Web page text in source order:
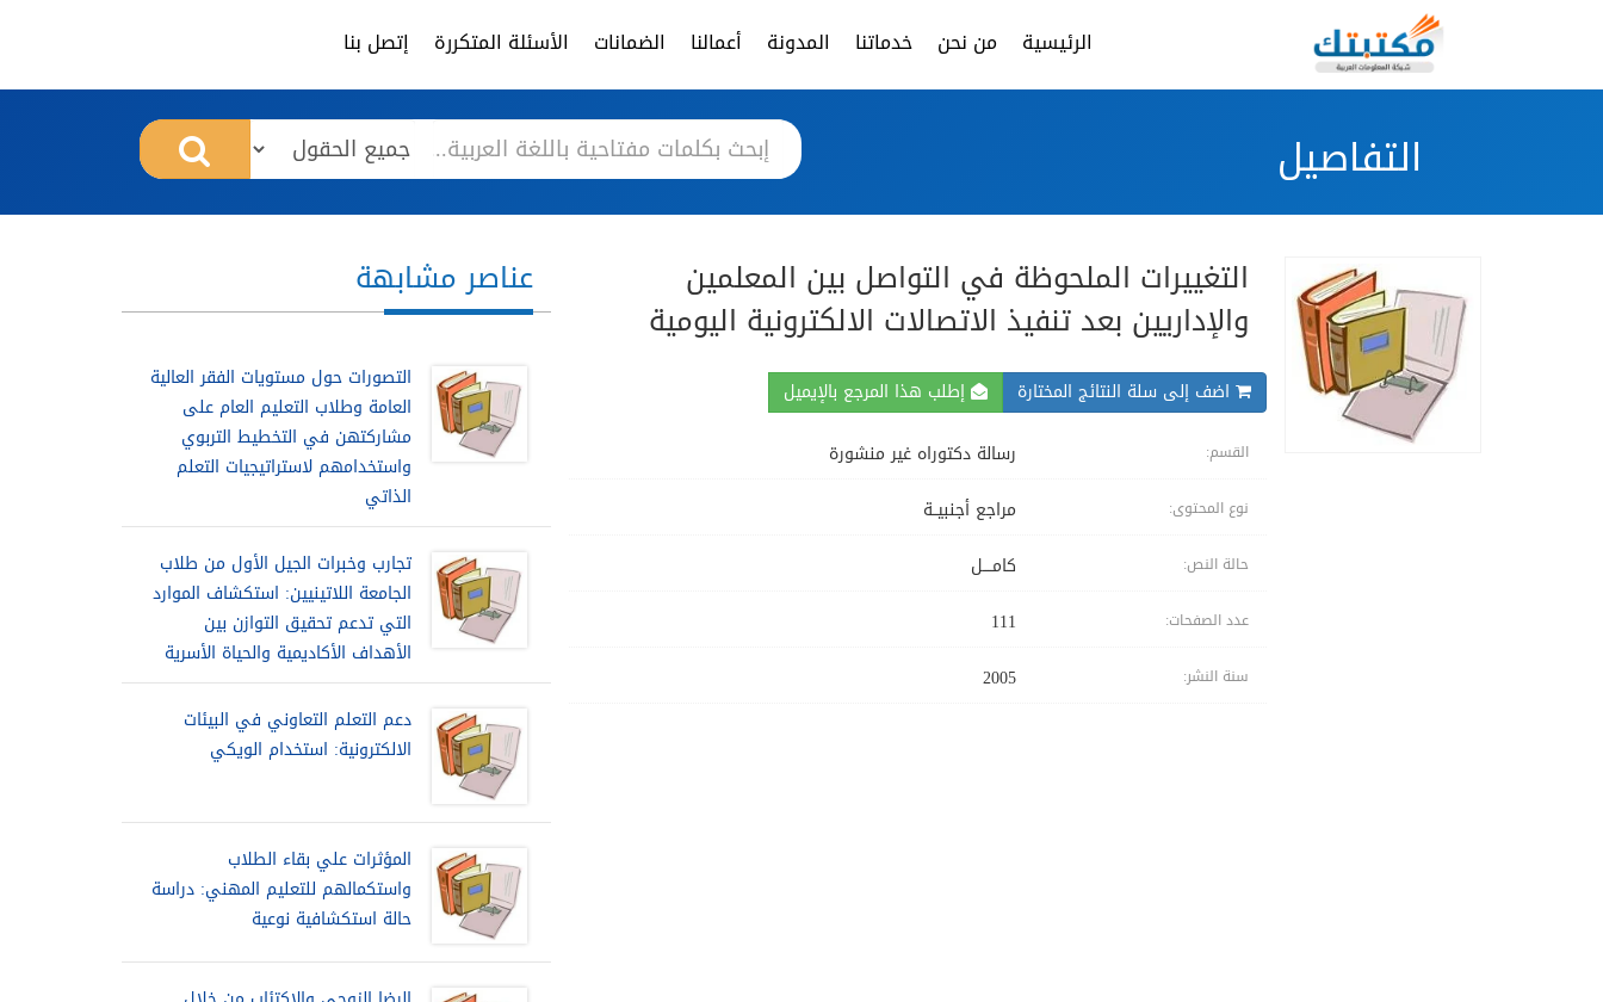
الرئيسية من نحن خدماتنا المدونة أعمالنا الضمانات الأسئلة المتكررة إتصل بنا
التفاصيل
التغييرات الملحوظة في التواصل بين المعلمين
والإداريين بعد تنفيذ الاتصالات الالكترونية اليومية
اضف إلى سلة النتائج المختارة إطلب هذا المرجع بالإيميل
القسم: رسالة دكتوراه غير منشورة
نوع المحتوى: مراجع أجنبيــة
حالة النص: كامــــل
عدد الصفحات: 111
سنة النشر: 2005
عناصر مشابهة
التصورات حول مستويات الفقر العالية
العامة وطلاب التعليم العام على
مشاركتهن في التخطيط التربوي
واستخدامهم لاستراتيجيات التعلم
الذاتي
تجارب وخبرات الجيل الأول من طلاب
الجامعة اللاتينيين: استكشاف الموارد
التي تدعم تحقيق التوازن بين
الأهداف الأكاديمية والحياة الأسرية
دعم التعلم التعاوني في البيئات
الالكترونية: استخدام الويكي
المؤثرات علي بقاء الطلاب
واستكمالهم للتعليم المهني: دراسة
حالة استكشافية نوعية